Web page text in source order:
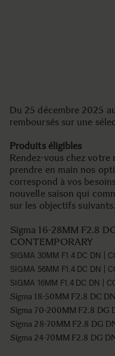
Du 25 décembre 2025
remboursés sur une
Produits éligibles
Rendez-vous chez
prendre en main nos
correspond à vos
nouvelle saison qui
sur les objectifs suivants.
Sigma 16-28MM F2.8
CONTEMPORARY
SIGMA 30MM F1.4 DC DN |
SIGMA 56MM F1.4 DC DN |
SIGMA 16MM F1.4 DC DN |
Sigma 18-50MM F2.8 DC
Sigma 70-200MM F2.8 DG
Sigma 28-70MM F2.8 DG
Sigma 24-70MM F2.8 DG